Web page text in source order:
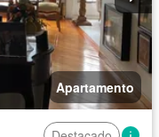
Apartamento